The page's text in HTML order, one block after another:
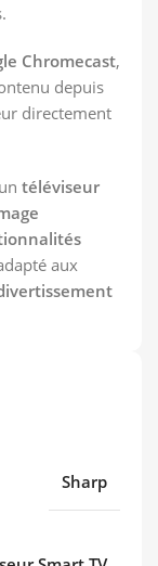
Chromecast,
depuis
directement
téléviseur
aux
Sharp